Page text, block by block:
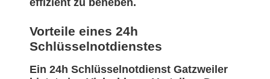
effizient zu beheben.
Vorteile eines 24h
Schlüsselnotdienstes
Ein 24h Schlüsselnotdienst Gatzweiler